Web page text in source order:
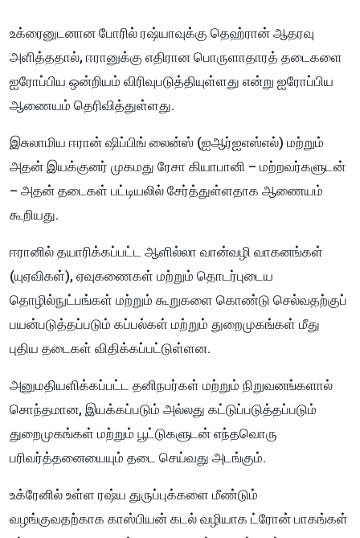
உக்ரைனுடனான போரில் ரஷ்யாவுக்கு தெஹ்ரான் ஆதரவு
அளித்ததால், ஈரானுக்கு எதிரான பொருளாதாரத் தடைகளை
ஐரோப்பிய ஒன்றியம் விரிவுபடுத்தியுள்ளது என்று ஐரோப்பிய
ஆணையம் தெரிவித்துள்ளது.
இசுலாமிய ஈரான் ஷிப்பிங் லைன்ஸ் (ஐஆர்ஐஎஸ்எல்) மற்றும்
அதன் இயக்குனர் முகமது ரேசா கியாபானி – மற்றவர்களுடன்
– அதன் தடைகள் பட்டியலில் சேர்த்துள்ளதாக ஆணையம்
கூறியது.
ஈரானில் தயாரிக்கப்பட்ட ஆளில்லா வான்வழி வாகனங்கள்
(யுஏவிகள்), ஏவுகணைகள் மற்றும் தொடர்புடைய
தொழில்நுட்பங்கள் மற்றும் கூறுகளை கொண்டு செல்வதற்குப்
பயன்படுத்தப்படும் கப்பல்கள் மற்றும் துறைமுகங்கள் மீது
புதிய தடைகள் விதிக்கப்பட்டுள்ளன.
அனுமதியளிக்கப்பட்ட தனிநபர்கள் மற்றும் நிறுவனங்களால்
சொந்தமான, இயக்கப்படும் அல்லது கட்டுப்படுத்தப்படும்
துறைமுகங்கள் மற்றும் பூட்டுகளுடன் எந்தவொரு
பரிவர்த்தனையையும் தடை செய்வது அடங்கும்.
உக்ரேனில் உள்ள ரஷ்ய துருப்புக்களை மீண்டும்
வழங்குவதற்காக காஸ்பியன் கடல் வழியாக ட்ரோன் பாகங்கள்